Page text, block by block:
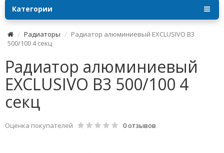
Категории
Радиаторы
Радиатор алюминиевый EXCLUSIVO B3
500/100 4 секц
Радиатор алюминиевый
EXCLUSIVO B3 500/100 4
секц
Оценка покупателей 0 отзывов